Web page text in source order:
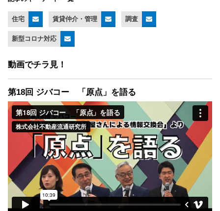
住宅 賃貸仲介・管理 調査
新型コロナ対応
動画でチラ見！
第18回 ジバコー 「原点」を語る